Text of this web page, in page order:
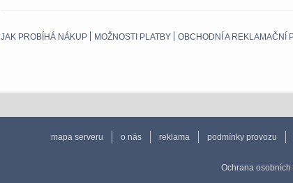
JAK PROBÍHÁ NÁKUP MOŽNOSTI PLATBY OBCHODNÍ A REKLAMAČNÍ
mapa serveru o nás reklama podmínky provozu
Ochrana osobních